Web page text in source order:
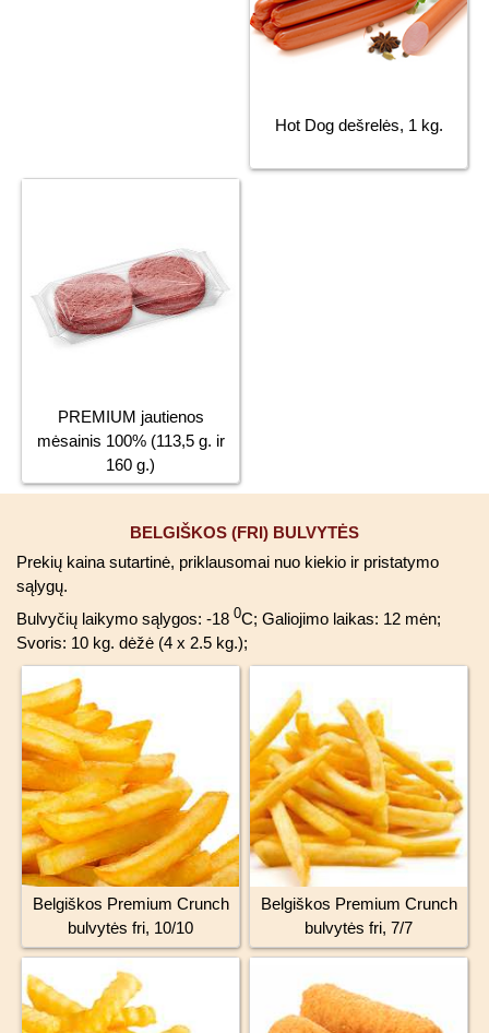
Hot Dog dešrelės, 1 kg.
PREMIUM jautienos
mėsainis 100% (113,5 g. ir
160 g.)
BELGIŠKOS (FRI) BULVYTĖS
Prekių kaina sutartinė, priklausomai nuo kiekio ir pristatymo
sąlygų.
Bulvyčių laikymo sąlygos: -18 0C; Galiojimo laikas: 12 mėn;
Svoris: 10 kg. dėžė (4 x 2.5 kg.);
Belgiškos Premium Crunch
bulvytės fri, 10/10
Belgiškos Premium Crunch
bulvytės fri, 7/7